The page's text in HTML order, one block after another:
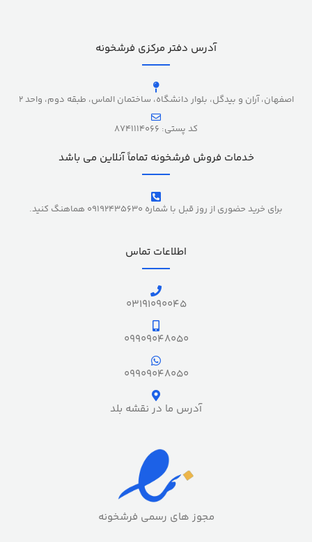
آدرس دفتر مرکزی فرشخونه
اصفهان، آران و بیدگل، بلوار دانشگاه، ساختمان الماس، طبقه دوم، واحد 2
کد پستی: 8741114066
خدمات فروش فرشخونه تماماً آنلاین می باشد
برای خرید حضوری از روز قبل با شماره 09192435630 هماهنگ کنید.
اطلاعات تماس
03191090045
09909048050
09909048050
آدرس ما در نقشه بلد
مجوز های رسمی فرشخونه